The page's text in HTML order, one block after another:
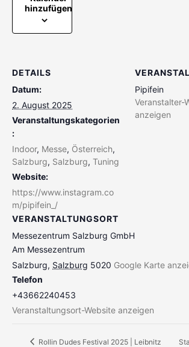
hinzufügen
DETAILS
Datum:
2. August 2025
Veranstaltungskategorien
:
Indoor, Messe, Österreich,
Salzburg, Salzburg, Tuning
Website:
https://www.instagram.co
m/pipifein_/
VERANSTALTUNGSORT
Messezentrum Salzburg GmbH
Am Messezentrum
Salzburg, Salzburg 5020 Google Karte
Telefon
+43662240453
Veranstaltungsort-Website anzeigen
Pipifein
Veranstalter-
anzeigen
Rollin Dudes Festival 2025 | Leibnitz